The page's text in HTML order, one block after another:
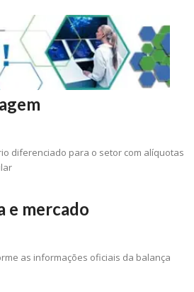
diferenciado para o setor com alíquotas
e mercado
as informações oficiais da balança